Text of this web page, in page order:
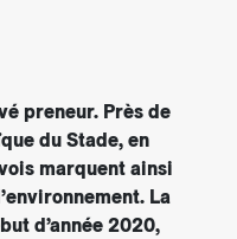
preneur. Près de
du Stade, en
marquent ainsi
La
d’année 2020,